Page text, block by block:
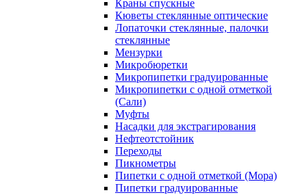
Краны спускные
Кюветы стеклянные оптические
Лопаточки стеклянные, палочки
стеклянные
Мензурки
Микробюретки
Микропипетки градуированные
Микропипетки с одной отметкой
(Сали)
Муфты
Насадки для экстрагирования
Нефтеотстойник
Переходы
Пикнометры
Пипетки с одной отметкой (Мора)
Пипетки градуированные